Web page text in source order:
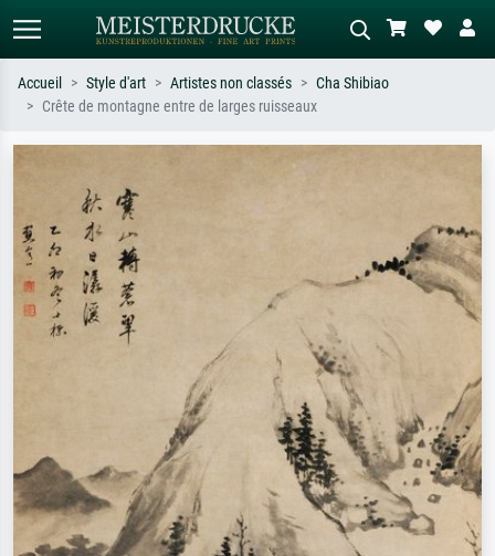
ex. Monet, Nuit étoilée,
impressionnisme, vague de Hokusai,
Décrivez la scène – ex. prairie verte,
Accueil Style d'art Artistes non classés
Cha Shibiao
Crête de montagne entre de larges ruisseaux